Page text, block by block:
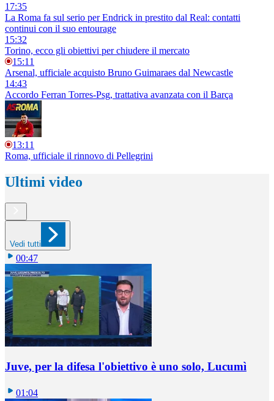
17:35
La Roma fa sul serio per Endrick in prestito dal Real: contatti
continui con il suo entourage
15:32
Torino, ecco gli obiettivi per chiudere il mercato
15:11
Arsenal, ufficiale acquisto Bruno Guimaraes dal Newcastle
14:43
Accordo Ferran Torres-Psg, trattativa avanzata con il Barça
13:11
Roma, ufficiale il rinnovo di Pellegrini
Ultimi video
Vedi tutti
00:47
Juve, per la difesa l'obiettivo è uno solo, Lucumì
01:04